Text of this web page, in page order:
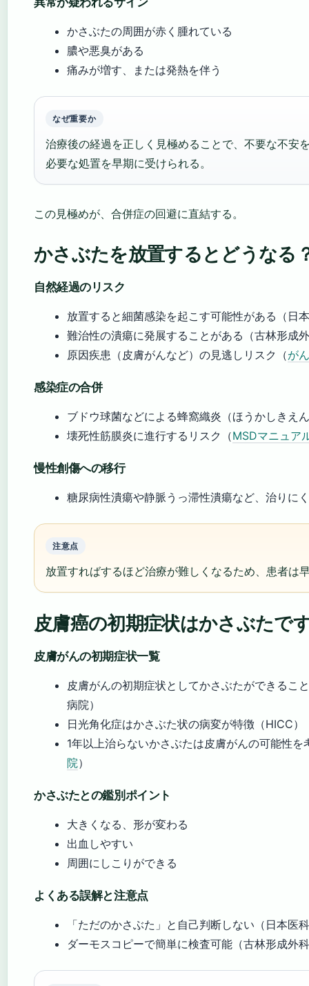
かさぶたの周囲が赤く腫れている
膿や悪臭がある
痛みが増す、または発熱を伴う
なぜ重要か
治療後の経過を正しく見極めることで、不要な不安
必要な処置を早期に受けられる。
この見極めが、合併症の回避に直結する。
かさぶたを放置するとどうなる
自然経過のリスク
放置すると細菌感染を起こす可能性がある（日
難治性の潰瘍に発展することがある（古林形成
原因疾患（皮膚がんなど）の見逃しリスク（が
感染症の合併
ブドウ球菌などによる蜂窩織炎（ほうかしきえ
壊死性筋膜炎に進行するリスク（MSDマニュア
慢性創傷への移行
糖尿病性潰瘍や静脈うっ滞性潰瘍など、治りに
注意点
放置すればするほど治療が難しくなるため、患者は
皮膚癌の初期症状はかさぶたで
皮膚がんの初期症状一覧
皮膚がんの初期症状としてかさぶたができるこ
病院）
日光角化症はかさぶた状の病変が特徴（HICC）
1年以上治らないかさぶたは皮膚がんの可能性を
院）
かさぶたとの鑑別ポイント
大きくなる、形が変わる
出血しやすい
周囲にしこりができる
よくある誤解と注意点
「ただのかさぶた」と自己判断しない（日本医
ダーモスコピーで簡単に検査可能（古林形成外